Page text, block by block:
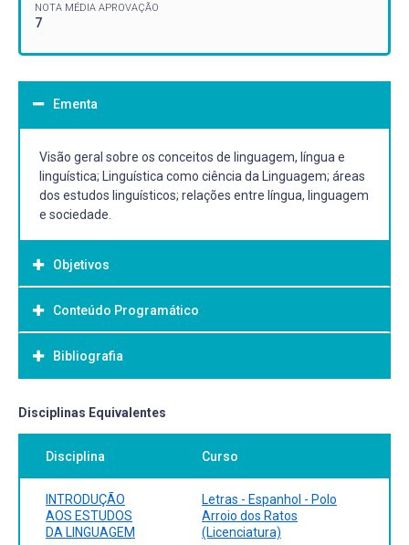
NOTA MÉDIA APROVAÇÃO
7
Ementa
Visão geral sobre os conceitos de linguagem, língua e
linguística; Linguística como ciência da Linguagem; áreas
dos estudos linguísticos; relações entre língua, linguagem
e sociedade.
Objetivos
Objetivo Geral:
Trabalhar conceitos referentes à linguagem dentro do
escopo das ciências da Linguagem.
Conteúdo Programático
áreas dos estudos linguísticos; relações entre língua,
linguagem e sociedade.
Bibliografia
Bibliografia Básica:
CHOMSKY, Noam. Novos Horizontes no Estudo da
Linguagem. Revista Delta, edição13 (spe), 1997.
Disponível em:
https://www.scielo.br/j/delta/a/CQTtxYpb3gWqft7BYXntRLz/
Acesso 11 de fevereiro de 2025. AIUB, Giovani. UM BREVE
HISTÓRICO SOBRE OS ESTUDOS DA LINGUAGEM:
Disciplinas Equivalentes
Disciplina Curso
INTRODUÇÃO
AOS ESTUDOS
DA LINGUAGEM
Letras - Espanhol - Polo
Arroio dos Ratos
(Licenciatura)